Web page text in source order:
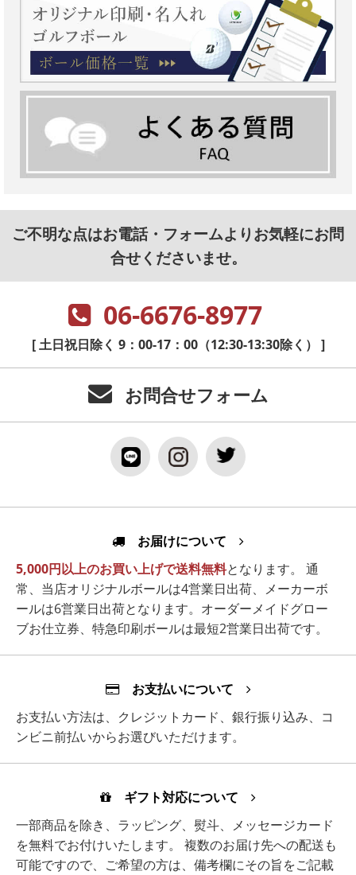
ご不明な点はお電話・フォームよりお気軽にお問
合せくださいませ。
06-6676-8977
[ 土日祝日除く 9：00-17：00（12:30-13:30除く） ]
お問合せフォーム
お届けについて
5,000円以上のお買い上げで送料無料となります。 通
常、当店オリジナルボールは4営業日出荷、メーカーボ
ールは6営業日出荷となります。オーダーメイドグロー
ブお仕立券、特急印刷ボールは最短2営業日出荷です。
お支払いについて
お支払い方法は、クレジットカード、銀行振り込み、コ
ンビニ前払いからお選びいただけます。
ギフト対応について
一部商品を除き、ラッピング、熨斗、メッセージカード
を無料でお付けいたします。 複数のお届け先への配送も
可能ですので、ご希望の方は、備考欄にその旨をご記載